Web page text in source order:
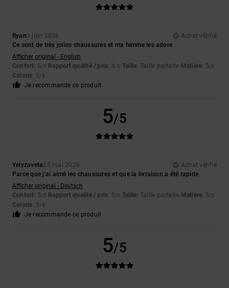
Ryan3 juin 2026
Achat vérifié
Ce sont de très jolies chaussures et ma femme les adore
Afficher original - English
Confort: 5/5 Rapport qualité / prix: 4/5 Taille: Taille parfaite Matière: 5/5
Coloris: 5/5
Je recommande ce produit
5/5
Yelyzaveta25 mai 2026
Achat vérifié
Parce que j'ai aimé les chaussures et que la livraison a été rapide
Afficher original - Deutsch
Confort: 5/5 Rapport qualité / prix: 5/5 Taille: Taille parfaite Matière: 5/5
Coloris: 5/5
Je recommande ce produit
5/5